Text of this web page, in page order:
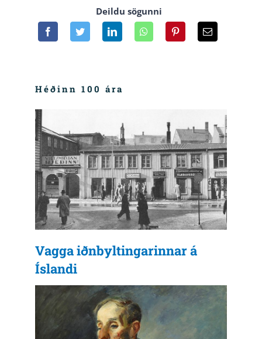
Deildu sögunni
Héðinn 100 ára
Vagga iðnbyltingarinnar á
Íslandi